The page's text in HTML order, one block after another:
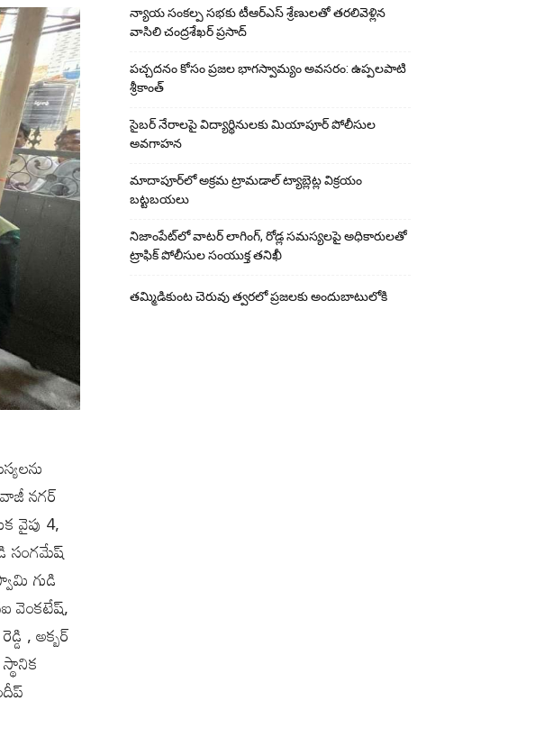
నగర్
వైపు 4,
సంగమేష్
గుడి
వెంకటేష్,
, అక్బర్
న్యాయ సంక‌ల్ప స‌భ‌కు టీఆర్ఎస్ శ్రేణుల‌తో త‌ర‌లివెళ్లిన
వాసిలి చంద్ర‌శేఖ‌ర్ ప్ర‌సాద్
పచ్చదనం కోసం ప్రజల భాగస్వామ్యం అవసరం: ఉప్పలపాటి
శ్రీకాంత్
సైబర్ నేరాలపై విద్యార్థినులకు మియాపూర్ పోలీసుల
అవగాహన
మాదాపూర్‌లో అక్రమ ట్రామడాల్ ట్యాబ్లెట్ల విక్రయం
బట్టబయలు
నిజాంపేట్‌లో వాటర్ లాగింగ్, రోడ్ల సమస్యలపై అధికారులతో
ట్రాఫిక్ పోలీసుల సంయుక్త తనిఖీ
తమ్మిడికుంట చెరువు త్వరలో ప్రజలకు అందుబాటులోకి